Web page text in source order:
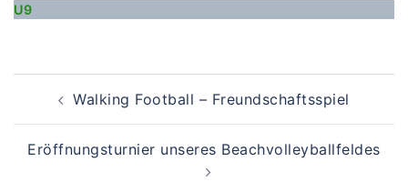
U9
Walking Football – Freundschaftsspiel
Eröffnungsturnier unseres Beachvolleyballfeldes